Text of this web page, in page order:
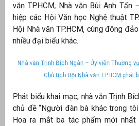
văn TP.HCM; Nhà văn Bùi Anh Tấn
hiệp các Hội Văn học Nghệ thuật
Hội Nhà văn TP.HCM, cùng đông
nhiều đại biểu khác.
Nhà văn Trịnh Bích Ngân – Ủy viên Thường
Chủ tịch Hội Nhà văn TP.HCM phát
Phát biểu khai mạc, nhà văn Trịnh
chủ đề “Người đàn bà khác trong
Hoa ra mắt ba tác phẩm mới nhất